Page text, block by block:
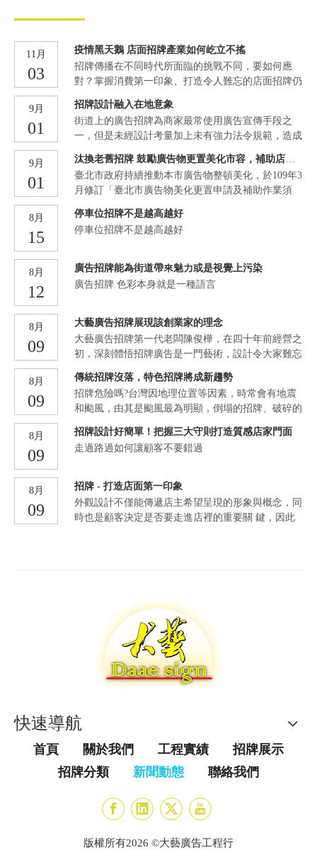
11月
03
疫情黑天鵝 店面招牌產業如何屹立不搖
招牌傳播在不同時代所面臨的挑戰不同，要如何應
對？掌握消費第一印象、打造令人難忘的店面招牌仍
然是基本功。消費者有可能任何一個接觸點與招牌發
生關聯，招牌只是途徑之一,成立近40年的大藝廣告
招牌，在歷經金融風爆、店租高漲的關店潮到現今的
新冠肺炎的肆虐下，廣告招牌為何能每年營業額逐年
攀升。
9月
01
招牌設計融入在地意象
街道上的廣告招牌為商家最常使用廣告宣傳手段之
一，但是未經設計考量加上未有強力法令規範，造成
台灣街道招牌凌亂林立，影響街道市容，引發對廣告
招牌負面的觀感。爰此，廣告招牌設計除了必須考量
與周遭環境的協調性、具備質感的設計之外，更應展
現當地獨有的文化元素。本研究旨在探討消費者對融
入在地意象與元素之廣告招牌設計的認知與喜好相關
研究，從消費者角度剖析廣告招牌設計的在地元素融
料，藉由魅力工學評價構造法進行深度訪談，歸納出
影響消費者廣告招牌設計的重要魅力因子。在廣告招
域氛
9月
01
汰換老舊招牌 鼓勵廣告物更置美化市容，補助店家每戶上限5萬3000元!
臺北市政府持續推動本市廣告物整頓美化，於109年3
月修訂「臺北市廣告物美化更置申請及補助作業須
知」，統整廣告物美化更置補助金額，將調查規劃費
與更置費合併，讓申請商圈能更活用經費，可自行調
配更置費及設計費之使用。另外不再限制僅能由開業
師、藝術家等個人團體加入更多創意構思，讓廣告物
設計可擴及更多設計行業，不但降低申請門檻，也讓
合法申請，更能汰換老舊招牌，維護公共安全，提升
店家、商圈整體形象，歡迎店家及商圈踴躍參與，以
共同增進市容創造商圈活化；參與之店家10戶以上即
8月
15
停車位招牌不是越高越好
停車位招牌不是越高越好
8月
12
​廣告招牌能為街道帶來魅力或是視覺上污染
廣告招牌 色彩本身就是一種語言
8月
09
大藝廣告招牌展現該創業家的理念
大藝廣告招牌第一代老闆陳俊樺，在四十年前經營之
初，深刻體悟招牌廣告是一門藝術，設計令大家難忘
的店面招牌，-廣告招牌的核心是什麼?廣告招牌的核
心就是要打動消費者，讓其購買產品或者塑造品牌形
象，靠的是創意與內容，來打動大家的藝術，這就是
大藝廣告品牌精神!現今的廣告，將藝術與科學合二
爲一，新媒體藝術廣告就是一個典型的體現。新媒體
賦予了廣告更多的科技感和炫酷的視覺效果，將藝術
藝術有時會透過LED屏幕或者某種動態的投影來呈現
出來。這與我們傳統意義上理解的藝術有著不小的差
別，傳統的招牌廣告不同於現今皆用電腦作業，舉
8月
09
傳統招牌沒落，特色招牌將成新趨勢
招牌危險嗎?台灣因地理位置等因素，時常會有地震
和颱風，由其是颱風最為明顯，倒塌的招牌、破碎的
燈管、變形的鐵支架…等等，店家的擔憂、行人的害
怕，都能在新聞報導上看見那觸目驚心的畫面。 減
少招牌的數量!從統一招牌為優先考量：1.統一大小
四個招牌「推銷」3.統一顏色而不是鮮明刺眼利益與
影響減少側懸式招牌，能夠：1.降低廣告的開銷2.降
低視覺的顏色暴力3.降低災害所導致的影響4.增加視
8月
09
招牌設計好簡單！把握三大守則打造質感店家門面
走過路過如何讓顧客不要錯過
8月
09
招牌 - 打造店面第一印象
外觀設計不僅能傳遞店主希望呈現的形象與概念，同
時也是顧客決定是否要走進店裡的重要關 鍵，因此
快速導航
首頁 關於我們 工程實績
招牌展示
招牌分類
新聞動態 聯絡我們
版權所有2026 ©大藝廣告工程行